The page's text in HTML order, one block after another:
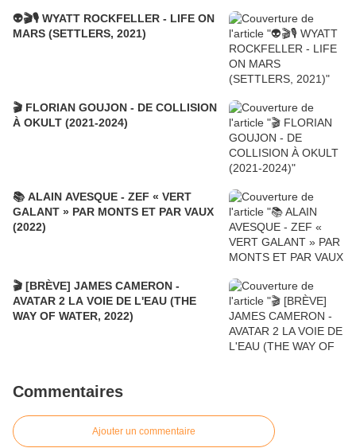
👽🎬🎙️ WYATT ROCKFELLER - LIFE ON
MARS (SETTLERS, 2021)
🎬 FLORIAN GOUJON - DE COLLISION
À OKULT (2021-2024)
📚 ALAIN AVESQUE - ZEF « VERT
GALANT » PAR MONTS ET PAR VAUX
(2022)
🎬 [BRÈVE] JAMES CAMERON -
AVATAR 2 LA VOIE DE L'EAU (THE
WAY OF WATER, 2022)
Commentaires
Ajouter un commentaire